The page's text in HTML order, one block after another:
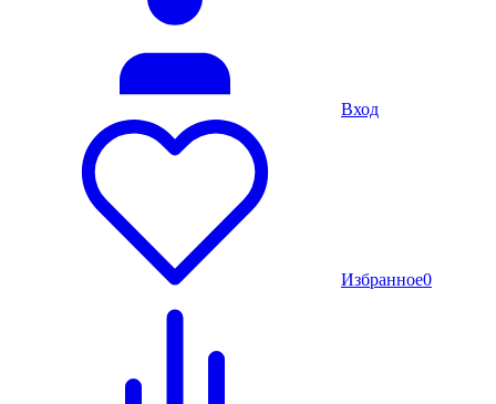
Вход
Избранное0